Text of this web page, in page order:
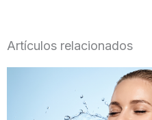
Artículos relacionados